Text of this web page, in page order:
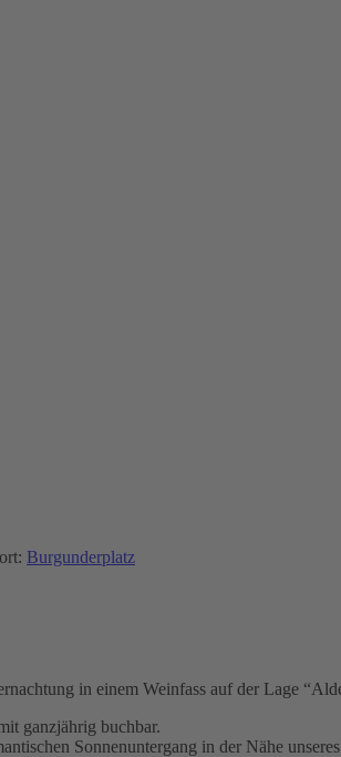
Burgunderplatz
in einem Weinfass auf der Lage
ganzjährig buchbar.
Sonnenuntergang in der Nähe